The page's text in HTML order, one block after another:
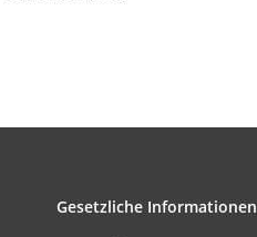
Gesetzliche Informationen